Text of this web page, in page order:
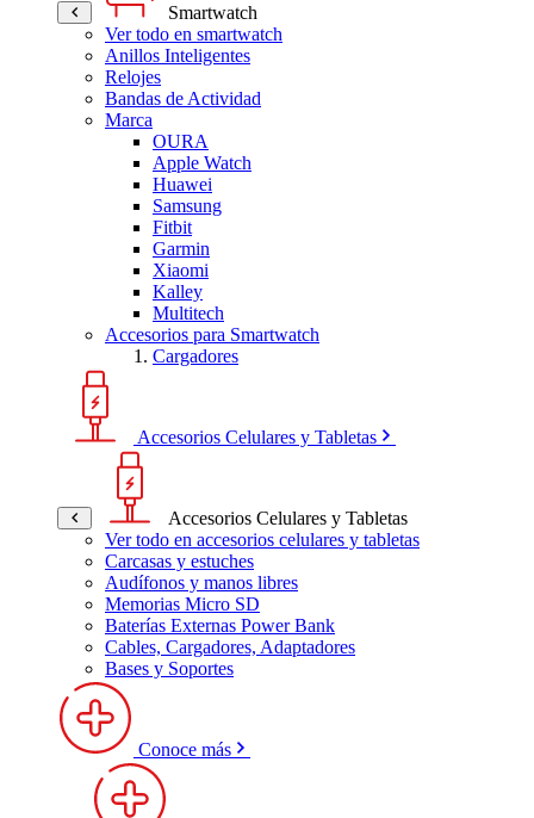
Smartwatch
Ver todo en smartwatch
Anillos Inteligentes
Relojes
Bandas de Actividad
Marca
OURA
Apple Watch
Huawei
Samsung
Fitbit
Garmin
Xiaomi
Kalley
Multitech
Accesorios para Smartwatch
Cargadores
Accesorios Celulares y Tabletas
Accesorios Celulares y Tabletas
Ver todo en accesorios celulares y tabletas
Carcasas y estuches
Audífonos y manos libres
Memorias Micro SD
Baterías Externas Power Bank
Cables, Cargadores, Adaptadores
Bases y Soportes
Conoce más